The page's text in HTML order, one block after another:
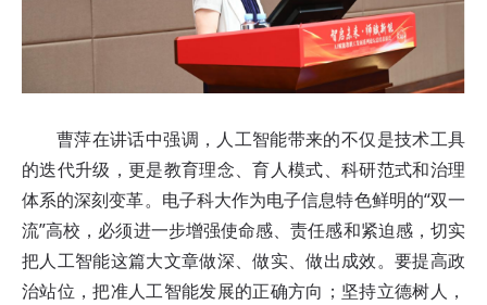
曹萍在讲话中强调，人工智能带来的不仅是技术工具
的迭代升级，更是教育理念、育人模式、科研范式和治理
体系的深刻变革。电子科大作为电子信息特色鲜明的“双一
流”高校，必须进一步增强使命感、责任感和紧迫感，切实
把人工智能这篇大文章做深、做实、做出成效。要提高政
治站位，把准人工智能发展的正确方向；坚持立德树人，